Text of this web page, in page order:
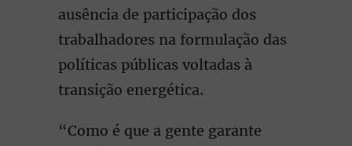
ausência de participação dos
trabalhadores na formulação das
políticas públicas voltadas à
transição energética.
“Como é que a gente garante